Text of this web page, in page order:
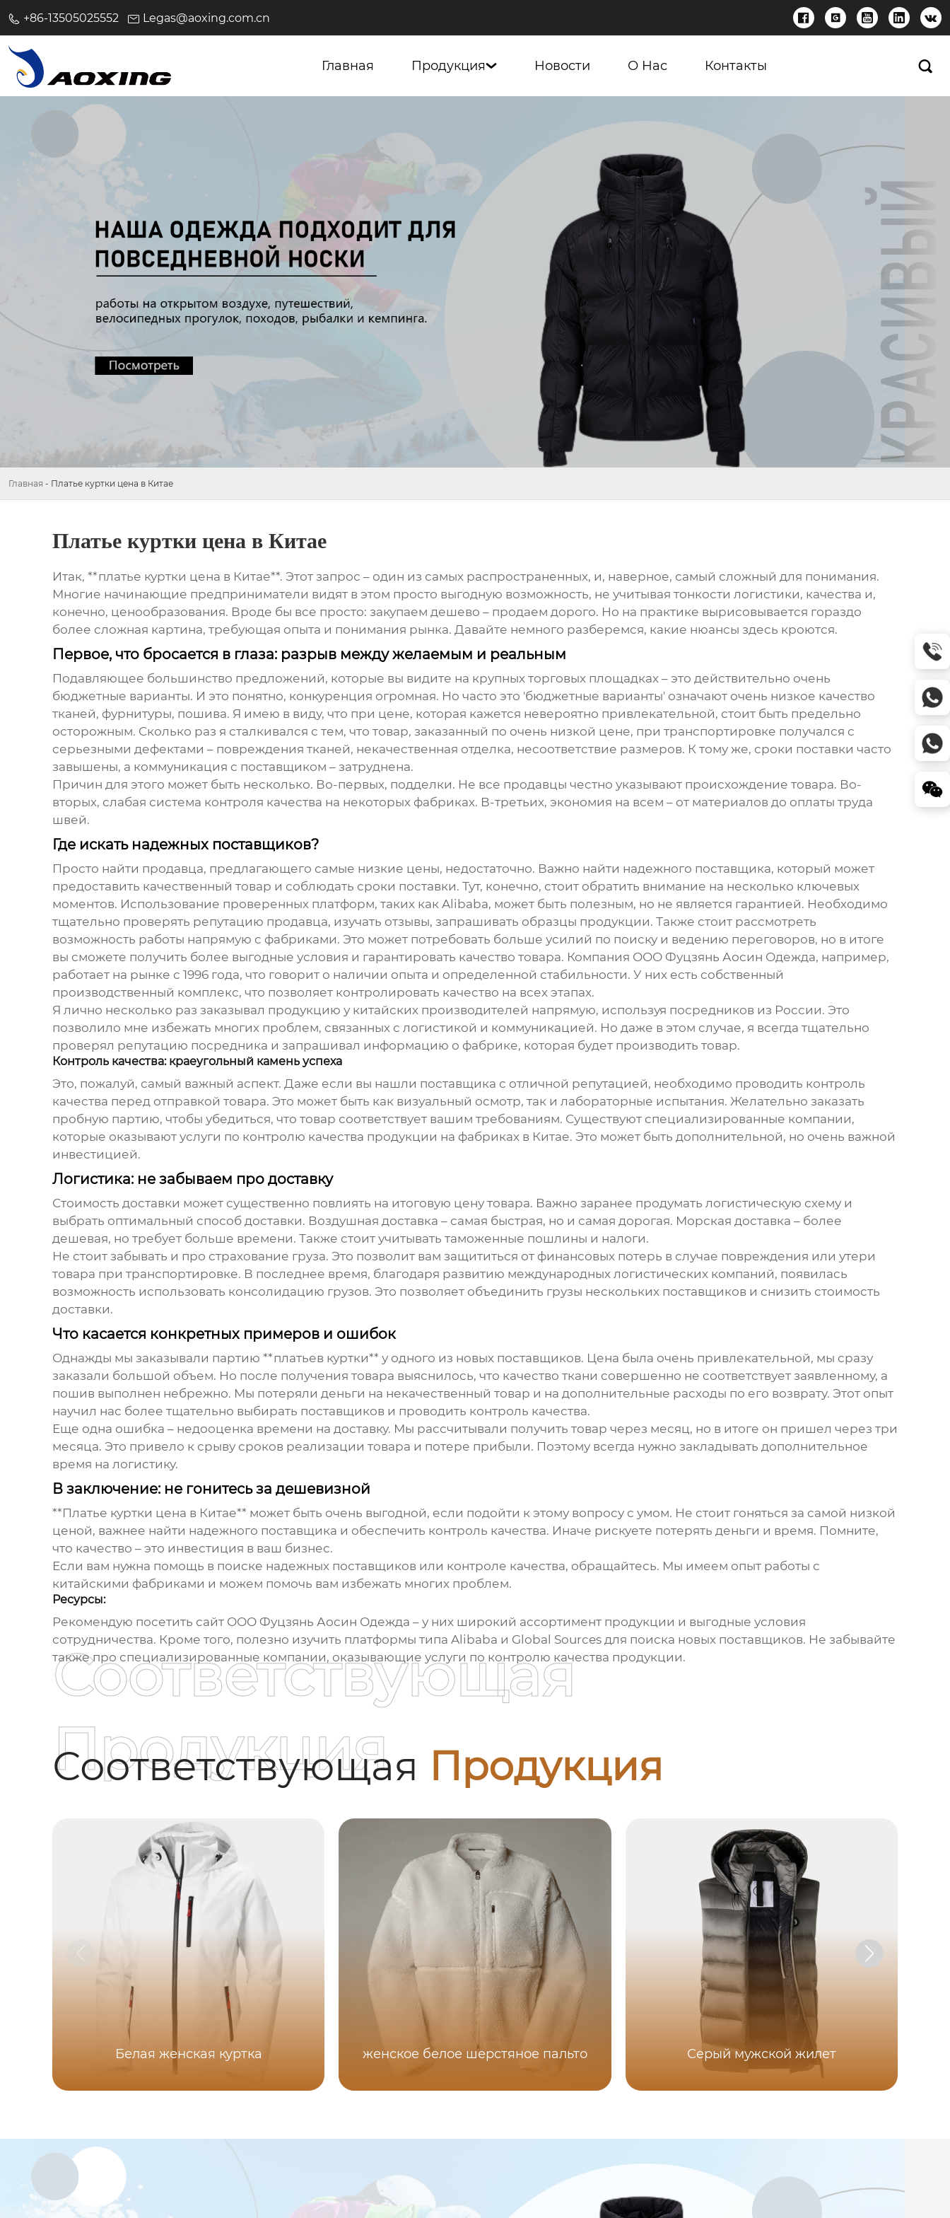
+86-13505025552 Legas@aoxing.com.cn     
Главная Продукция Новости О Нас Контакты 
Главная - Платье куртки цена в Китае
Платье куртки цена в Китае
Итак, **платье куртки цена в Китае**. Этот запрос – один из самых распространенных, и, наверное, самый сложный для понимания.
Многие начинающие предприниматели видят в этом просто выгодную возможность, не учитывая тонкости логистики, качества и,
конечно, ценообразования. Вроде бы все просто: закупаем дешево – продаем дорого. Но на практике вырисовывается гораздо
более сложная картина, требующая опыта и понимания рынка. Давайте немного разберемся, какие нюансы здесь кроются.
Первое, что бросается в глаза: разрыв между желаемым и реальным
Подавляющее большинство предложений, которые вы видите на крупных торговых площадках – это действительно очень
бюджетные варианты. И это понятно, конкуренция огромная. Но часто это 'бюджетные варианты' означают очень низкое качество
тканей, фурнитуры, пошива. Я имею в виду, что при цене, которая кажется невероятно привлекательной, стоит быть предельно
осторожным. Сколько раз я сталкивался с тем, что товар, заказанный по очень низкой цене, при транспортировке получался с
серьезными дефектами – повреждения тканей, некачественная отделка, несоответствие размеров. К тому же, сроки поставки часто
завышены, а коммуникация с поставщиком – затруднена.
Причин для этого может быть несколько. Во-первых, подделки. Не все продавцы честно указывают происхождение товара. Во-
вторых, слабая система контроля качества на некоторых фабриках. В-третьих, экономия на всем – от материалов до оплаты труда
швей.
Где искать надежных поставщиков?
Просто найти продавца, предлагающего самые низкие цены, недостаточно. Важно найти надежного поставщика, который может
предоставить качественный товар и соблюдать сроки поставки. Тут, конечно, стоит обратить внимание на несколько ключевых
моментов. Использование проверенных платформ, таких как Alibaba, может быть полезным, но не является гарантией. Необходимо
тщательно проверять репутацию продавца, изучать отзывы, запрашивать образцы продукции. Также стоит рассмотреть
возможность работы напрямую с фабриками. Это может потребовать больше усилий по поиску и ведению переговоров, но в итоге
вы сможете получить более выгодные условия и гарантировать качество товара. Компания ООО Фуцзянь Аосин Одежда, например,
работает на рынке с 1996 года, что говорит о наличии опыта и определенной стабильности. У них есть собственный
производственный комплекс, что позволяет контролировать качество на всех этапах.
Я лично несколько раз заказывал продукцию у китайских производителей напрямую, используя посредников из России. Это
позволило мне избежать многих проблем, связанных с логистикой и коммуникацией. Но даже в этом случае, я всегда тщательно
проверял репутацию посредника и запрашивал информацию о фабрике, которая будет производить товар.
Контроль качества: краеугольный камень успеха
Это, пожалуй, самый важный аспект. Даже если вы нашли поставщика с отличной репутацией, необходимо проводить контроль
качества перед отправкой товара. Это может быть как визуальный осмотр, так и лабораторные испытания. Желательно заказать
пробную партию, чтобы убедиться, что товар соответствует вашим требованиям. Существуют специализированные компании,
которые оказывают услуги по контролю качества продукции на фабриках в Китае. Это может быть дополнительной, но очень важной
инвестицией.
Логистика: не забываем про доставку
Стоимость доставки может существенно повлиять на итоговую цену товара. Важно заранее продумать логистическую схему и
выбрать оптимальный способ доставки. Воздушная доставка – самая быстрая, но и самая дорогая. Морская доставка – более
дешевая, но требует больше времени. Также стоит учитывать таможенные пошлины и налоги.
Не стоит забывать и про страхование груза. Это позволит вам защититься от финансовых потерь в случае повреждения или утери
товара при транспортировке. В последнее время, благодаря развитию международных логистических компаний, появилась
возможность использовать консолидацию грузов. Это позволяет объединить грузы нескольких поставщиков и снизить стоимость
доставки.
Что касается конкретных примеров и ошибок
Однажды мы заказывали партию **платьев куртки** у одного из новых поставщиков. Цена была очень привлекательной, мы сразу
заказали большой объем. Но после получения товара выяснилось, что качество ткани совершенно не соответствует заявленному, а
пошив выполнен небрежно. Мы потеряли деньги на некачественный товар и на дополнительные расходы по его возврату. Этот опыт
научил нас более тщательно выбирать поставщиков и проводить контроль качества.
Еще одна ошибка – недооценка времени на доставку. Мы рассчитывали получить товар через месяц, но в итоге он пришел через три
месяца. Это привело к срыву сроков реализации товара и потере прибыли. Поэтому всегда нужно закладывать дополнительное
время на логистику.
В заключение: не гонитесь за дешевизной
**Платье куртки цена в Китае** может быть очень выгодной, если подойти к этому вопросу с умом. Не стоит гоняться за самой низкой
ценой, важнее найти надежного поставщика и обеспечить контроль качества. Иначе рискуете потерять деньги и время. Помните,
что качество – это инвестиция в ваш бизнес.
Если вам нужна помощь в поиске надежных поставщиков или контроле качества, обращайтесь. Мы имеем опыт работы с
китайскими фабриками и можем помочь вам избежать многих проблем.
Ресурсы:
Рекомендую посетить сайт ООО Фуцзянь Аосин Одежда – у них широкий ассортимент продукции и выгодные условия
сотрудничества. Кроме того, полезно изучить платформы типа Alibaba и Global Sources для поиска новых поставщиков. Не забывайте
также про специализированные компании, оказывающие услуги по контролю качества продукции.
Соответствующая Продукция
Соответствующая
Продукция
Белая женская куртка женское белое шерстяное пальто Серый мужской жилет